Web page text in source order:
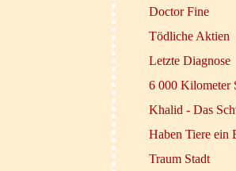
Doctor Fine
Tödliche Aktien
Letzte Diagnose
6 000 Kilometer
Khalid - Das
Haben Tiere ein
Traum Stadt